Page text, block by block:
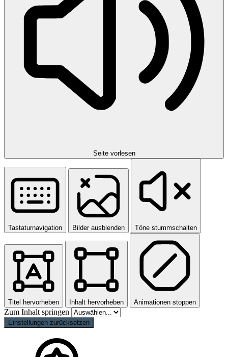
Seite vorlesen
Tastaturnavigation Bilder ausblenden Töne stummschalten
Titel hervorheben Inhalt hervorheben Animationen stoppen
Zum Inhalt springen
Einstellungen zurücksetzen